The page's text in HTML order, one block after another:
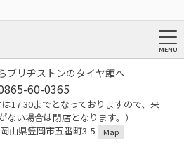
ブリヂストンのタイヤ館へ
60-0365
17:30までとなっておりますので、来
ない場合は閉店となります。）
山県笠岡市五番町3-5
Map